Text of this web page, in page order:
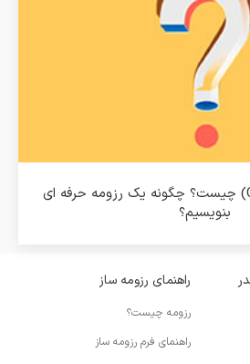
رزومه یا سی وی (CV) چیست؟ چگونه یک رزومه حرفه ای
بنویسیم؟
راهنمای رزومه ساز
رزومه چیست؟
راهنمای فرم رزومه ساز